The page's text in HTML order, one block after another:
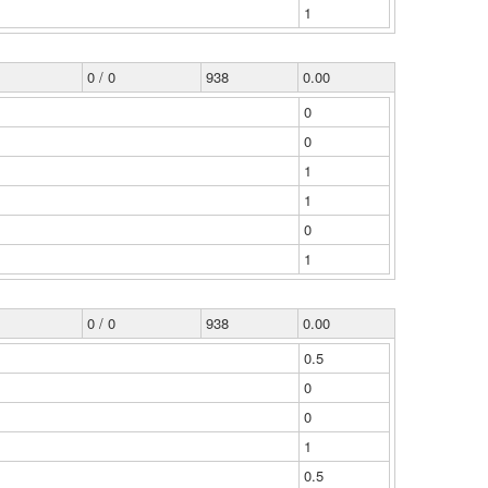
1
0 / 0 938
0.00
0
0
1
1
0
1
0 / 0 938
0.00
0.5
0
0
1
0.5